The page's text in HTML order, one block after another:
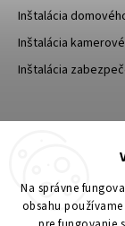
Na správne
obsahu
Inštalácia
Inštalácia
Inštalácia